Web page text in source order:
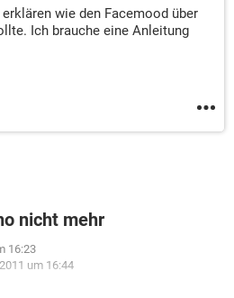
wie den Facemood über
Ich brauche eine Anleitung
nicht mehr
16:23
um 16:44